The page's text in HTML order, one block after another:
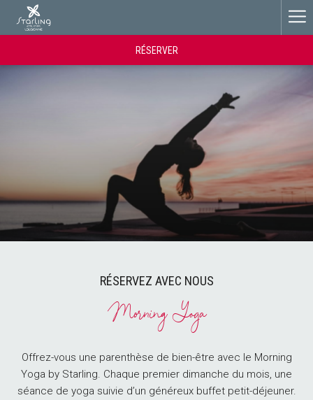
RÉSERVER
RÉSERVEZ AVEC NOUS
Morning Yoga
Offrez-vous une parenthèse de bien-être avec le Morning
Yoga by Starling. Chaque premier dimanche du mois, une
séance de yoga suivie d’un généreux buffet petit-déjeuner.